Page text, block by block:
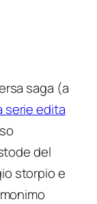
saga (a
serie edita
del
storpio e